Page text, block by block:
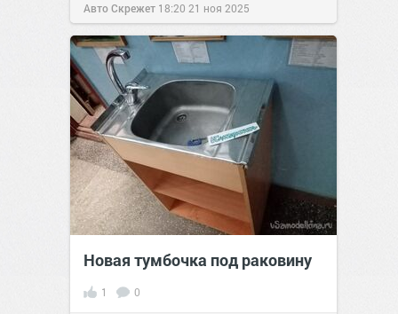
Авто Скрежет 18:20 21 ноя 2025
Новая тумбочка под раковину
1 0